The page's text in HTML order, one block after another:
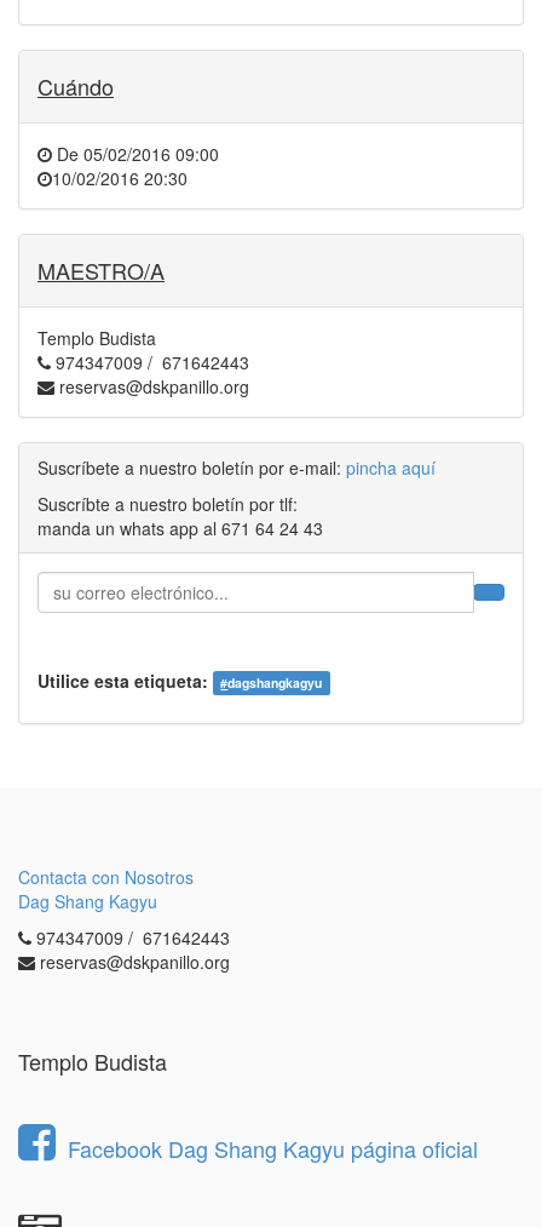
Cuándo
De 05/02/2016 09:00
10/02/2016 20:30
MAESTRO/A
Templo Budista
974347009 / 671642443
reservas@dskpanillo.org
Suscríbete a nuestro boletín por e-mail: pincha aquí
Suscríbte a nuestro boletín por tlf:
manda un whats app al 671 64 24 43
Utilice esta etiqueta: #dagshangkagyu
Contacta con Nosotros
Dag Shang Kagyu
974347009 / 671642443
reservas@dskpanillo.org
Templo Budista
Facebook Dag Shang Kagyu página oficial